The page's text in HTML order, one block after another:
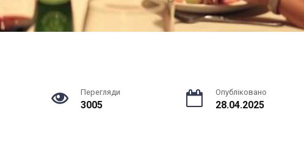
Перегляди
3005
Опубліковано
28.04.2025